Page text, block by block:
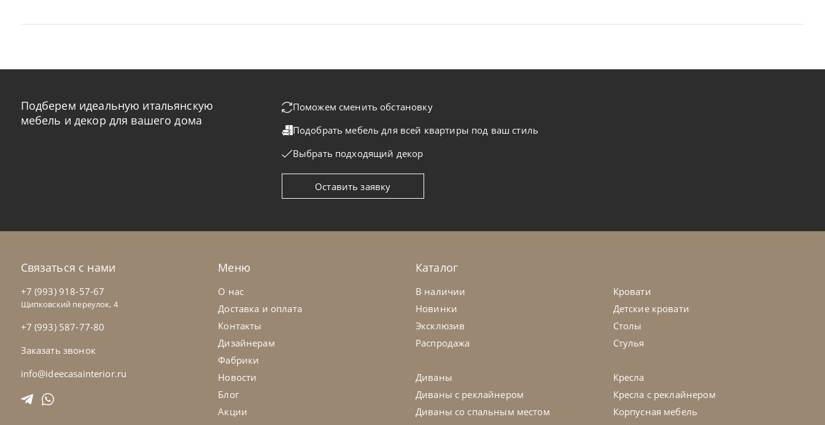
Подберем идеальную итальянскую
мебель и декор для вашего дома
Поможем сменить обстановку
Подобрать мебель для всей квартиры под ваш стиль
Выбрать подходящий декор
Оставить заявку
Связаться с нами
+7 (993) 918-57-67
Щипковский переулок, 4
+7 (993) 587-77-80
Заказать звонок
info@ideecasainterior.ru
Меню
О нас
Доставка и оплата
Контакты
Дизайнерам
Фабрики
Новости
Блог
Акции
Каталог
В наличии
Новинки
Эксклюзив
Распродажа
Диваны
Диваны с реклайнером
Диваны со спальным местом
Кровати
Детские кровати
Столы
Стулья
Кресла
Кресла с реклайнером
Корпусная мебель